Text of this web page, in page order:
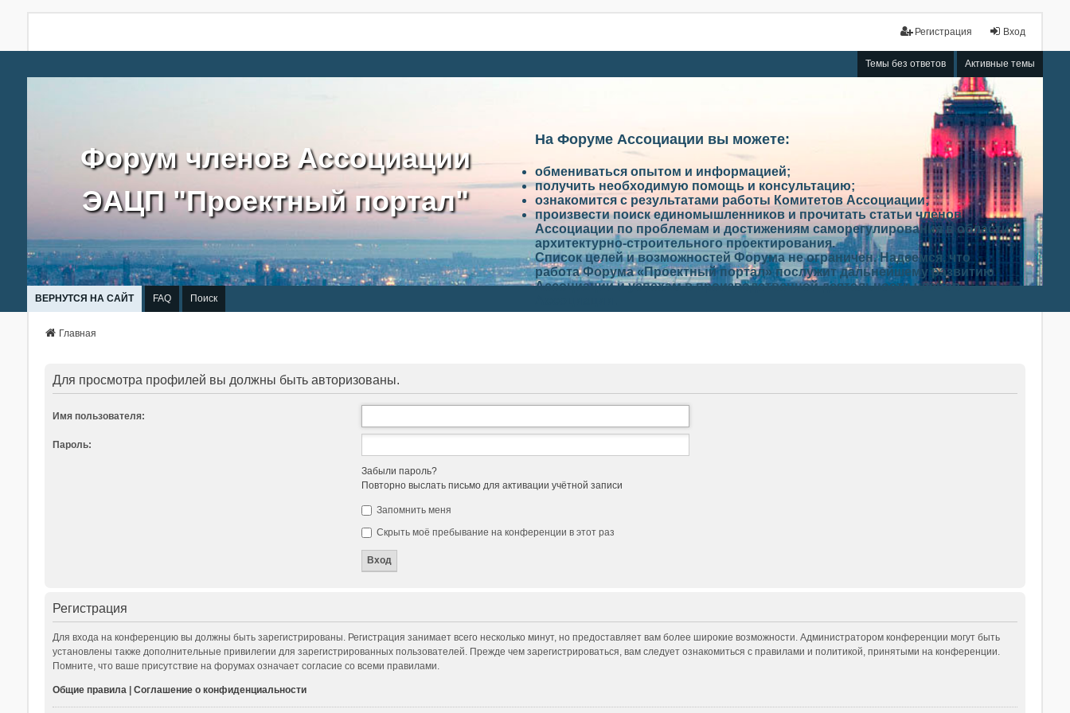
Вход
Регистрация
Темы без ответов Активные темы
Форум членов Ассоциации
ЭАЦП "Проектный портал"
На Форуме Ассоциации вы можете:
обмениваться опытом и информацией;
получить необходимую помощь и консультацию;
ознакомится с результатами работы Комитетов Ассоциации;
произвести поиск единомышленников и прочитать статьи членов
Ассоциации по проблемам и достижениям саморегулирования в области
архитектурно-строительного проектирования.
Список целей и возможностей Форума не ограничен. Надеемся, что
работа Форума «Проектный портал» послужит дальнейшему развитию
Ассоциации и успехам в производственной деятельности членов
ВЕРНУТСЯ НА САЙТ FAQ Поиск
Главная
Для просмотра профилей вы должны быть авторизованы.
Имя пользователя:
Пароль:
Забыли пароль?
Повторно выслать письмо для активации учётной записи
Запомнить меня
Скрыть моё пребывание на конференции в этот раз
Регистрация
Для входа на конференцию вы должны быть зарегистрированы. Регистрация занимает всего несколько минут, но предоставляет вам более широкие возможности. Администратором конференции могут быть
установлены также дополнительные привилегии для зарегистрированных пользователей. Прежде чем зарегистрироваться, вам следует ознакомиться с правилами и политикой, принятыми на конференции.
Помните, что ваше присутствие на форумах означает согласие со всеми правилами.
Общие правила | Соглашение о конфиденциальности